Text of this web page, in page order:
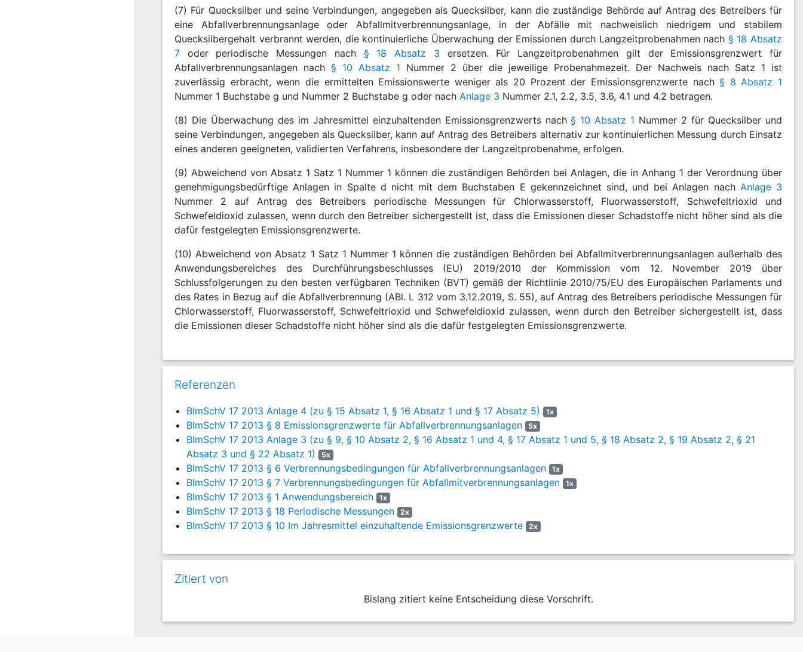
(7) Für Quecksilber und seine Verbindungen, angegeben als Quecksilber, kann die zuständige Behörde auf Antrag des Betreibers für
eine Abfallverbrennungsanlage oder Abfallmitverbrennungsanlage, in der Abfälle mit nachweislich niedrigem und stabilem
Quecksilbergehalt verbrannt werden, die kontinuierliche Überwachung der Emissionen durch Langzeitprobenahmen nach § 18 Absatz
7 oder periodische Messungen nach § 18 Absatz 3 ersetzen. Für Langzeitprobenahmen gilt der Emissionsgrenzwert für
Abfallverbrennungsanlagen nach § 10 Absatz 1 Nummer 2 über die jeweilige Probenahmezeit. Der Nachweis nach Satz 1 ist
zuverlässig erbracht, wenn die ermittelten Emissionswerte weniger als 20 Prozent der Emissionsgrenzwerte nach§ 8 Absatz 1
Nummer 1 Buchstabe g und Nummer 2 Buchstabe g oder nach Anlage 3 Nummer 2.1, 2.2, 3.5, 3.6, 4.1 und 4.2 betragen.
(8) Die Überwachung des im Jahresmittel einzuhaltenden Emissionsgrenzwerts nach§ 10 Absatz 1 Nummer 2 für Quecksilber und
seine Verbindungen, angegeben als Quecksilber, kann auf Antrag des Betreibers alternativ zur kontinuierlichen Messung durch Einsatz
eines anderen geeigneten, validierten Verfahrens, insbesondere der Langzeitprobenahme, erfolgen.
(9) Abweichend von Absatz 1 Satz 1 Nummer 1 können die zuständigen Behörden bei Anlagen, die in Anhang 1 der Verordnung über
genehmigungsbedürftige Anlagen in Spalte d nicht mit dem Buchstaben E gekennzeichnet sind, und bei Anlagen nach Anlage 3
Nummer 2 auf Antrag des Betreibers periodische Messungen für Chlorwasserstoff, Fluorwasserstoff, Schwefeltrioxid und
Schwefeldioxid zulassen, wenn durch den Betreiber sichergestellt ist, dass die Emissionen dieser Schadstoffe nicht höher sind als die
dafür festgelegten Emissionsgrenzwerte.
(10) Abweichend von Absatz 1 Satz 1 Nummer 1 können die zuständigen Behörden bei Abfallmitverbrennungsanlagen außerhalb des
Anwendungsbereiches des Durchführungsbeschlusses (EU) 2019/2010 der Kommission vom 12. November 2019 über
Schlussfolgerungen zu den besten verfügbaren Techniken (BVT) gemäß der Richtlinie 2010/75/EU des Europäischen Parlaments und
des Rates in Bezug auf die Abfallverbrennung (ABl. L 312 vom 3.12.2019, S. 55), auf Antrag des Betreibers periodische Messungen für
Chlorwasserstoff, Fluorwasserstoff, Schwefeltrioxid und Schwefeldioxid zulassen, wenn durch den Betreiber sichergestellt ist, dass
die Emissionen dieser Schadstoffe nicht höher sind als die dafür festgelegten Emissionsgrenzwerte.
Referenzen
BImSchV 17 2013 Anlage 4 (zu § 15 Absatz 1, § 16 Absatz 1 und § 17 Absatz 5) 1x
BImSchV 17 2013 § 8 Emissionsgrenzwerte für Abfallverbrennungsanlagen 5x
BImSchV 17 2013 Anlage 3 (zu § 9, § 10 Absatz 2, § 16 Absatz 1 und 4, § 17 Absatz 1 und 5, § 18 Absatz 2, § 19 Absatz 2, § 21
Absatz 3 und § 22 Absatz 1)
5x
BImSchV 17 2013 § 6 Verbrennungsbedingungen für Abfallverbrennungsanlagen 1x
BImSchV 17 2013 § 7 Verbrennungsbedingungen für Abfallmitverbrennungsanlagen 1x
BImSchV 17 2013 § 1 Anwendungsbereich 1x
BImSchV 17 2013 § 18 Periodische Messungen 2x
BImSchV 17 2013 § 10 Im Jahresmittel einzuhaltende Emissionsgrenzwerte 2x
Zitiert von
Bislang zitiert keine Entscheidung diese Vorschrift.